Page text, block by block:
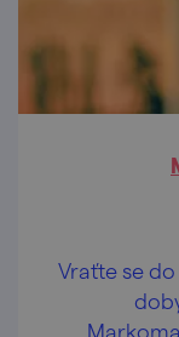
Vraťte se